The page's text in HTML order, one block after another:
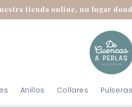
tienda online, un lugar
Anillos Collares Pulseras